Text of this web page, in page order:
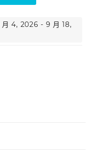
4, 2026 - 9 月 18,